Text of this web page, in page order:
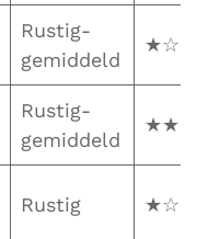
Rustig-
gemiddeld
Rustig-
gemiddeld
Rustig